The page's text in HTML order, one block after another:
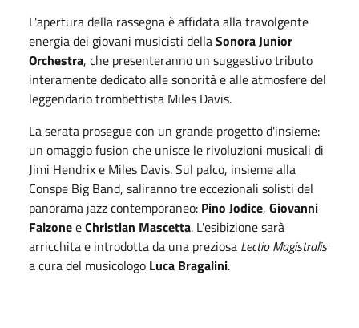
L'apertura della rassegna è affidata alla travolgente
energia dei giovani musicisti dellaSonora Junior
Orchestra, che presenteranno un suggestivo tributo
interamente dedicato alle sonorità e alle atmosfere del
leggendario trombettista Miles Davis.
La serata prosegue con un grande progetto d'insieme:
un omaggio fusion che unisce le rivoluzioni musicali di
Jimi Hendrix e Miles Davis. Sul palco, insieme alla
Conspe Big Band, saliranno tre eccezionali solisti del
panorama jazz contemporaneo: Pino Jodice, Giovanni
FalzoneeChristian Mascetta. L'esibizione sarà
arricchita e introdotta da una preziosa Lectio Magistralis
a cura del musicologo Luca Bragalini.